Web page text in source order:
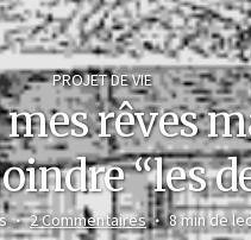
PROJET DE VIE
rêves
“les
2 Commentaires 8 min de